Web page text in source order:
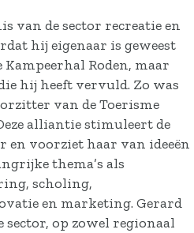
van de sector recreatie en
hij eigenaar is geweest
Roden, maar
hij heeft vervuld. Zo was
van de Toerisme
alliantie stimuleert de
en voorziet haar van ideeën
thema’s als
scholing,
en marketing. Gerard
sector, op zowel regionaal